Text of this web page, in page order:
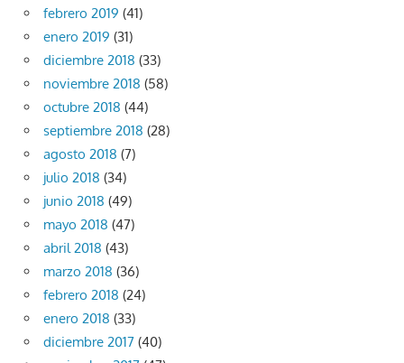
febrero 2019 (41)
enero 2019 (31)
diciembre 2018 (33)
noviembre 2018 (58)
octubre 2018 (44)
septiembre 2018 (28)
agosto 2018 (7)
julio 2018 (34)
junio 2018 (49)
mayo 2018 (47)
abril 2018 (43)
marzo 2018 (36)
febrero 2018 (24)
enero 2018 (33)
diciembre 2017 (40)